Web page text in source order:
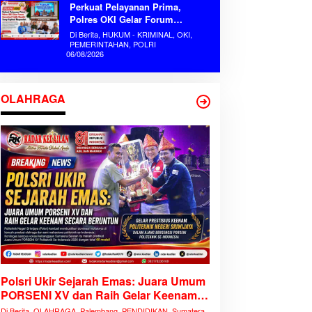
Perkuat Pelayanan Prima,
Polres OKI Gelar Forum
Konsultasi Publik Mandiri Serap
Aspirasi Masyarakat
Di Berita, HUKUM - KRIMINAL, OKI,
PEMERINTAHAN, POLRI
06/08/2026
OLAHRAGA
Polsri Ukir Sejarah Emas: Juara Umum
PORSENI XV dan Raih Gelar Keenam